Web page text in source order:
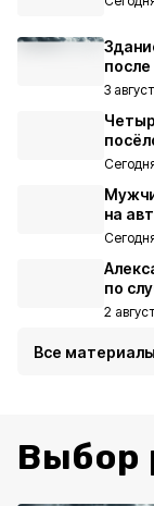
3
на
по
2
Все материалы
Выбор